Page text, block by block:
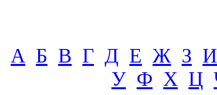
А Б В Г Д Е Ж З И
У Ф Х Ц